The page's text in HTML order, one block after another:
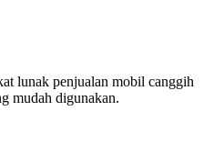
lunak penjualan mobil canggih
mudah digunakan.